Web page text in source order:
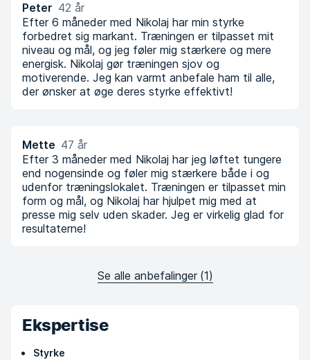
Peter 42 år
Efter 6 måneder med Nikolaj har min styrke
forbedret sig markant. Træningen er tilpasset mit
niveau og mål, og jeg føler mig stærkere og mere
energisk. Nikolaj gør træningen sjov og
motiverende. Jeg kan varmt anbefale ham til alle,
der ønsker at øge deres styrke effektivt!
Mette 47 år
Efter 3 måneder med Nikolaj har jeg løftet tungere
end nogensinde og føler mig stærkere både i og
udenfor træningslokalet. Træningen er tilpasset min
form og mål, og Nikolaj har hjulpet mig med at
presse mig selv uden skader. Jeg er virkelig glad for
resultaterne!
Se alle anbefalinger (1)
Ekspertise
Styrke